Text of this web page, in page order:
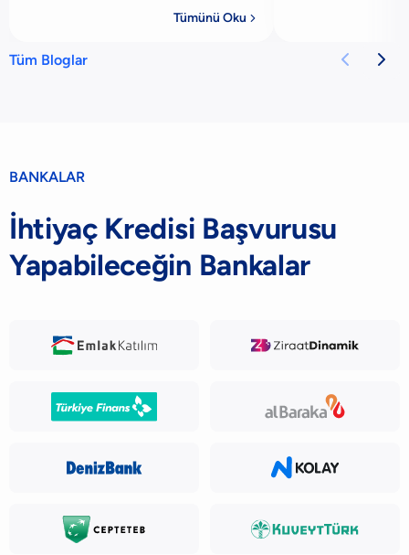
Tümünü Oku 
Tüm Bloglar  
BANKALAR
İhtiyaç Kredisi Başvurusu
Yapabileceğin Bankalar